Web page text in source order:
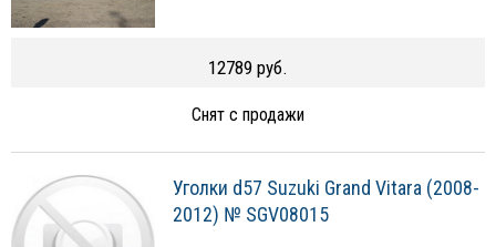
12789 руб.
Снят с продажи
Уголки d57 Suzuki Grand Vitara (2008-
2012) № SGV08015